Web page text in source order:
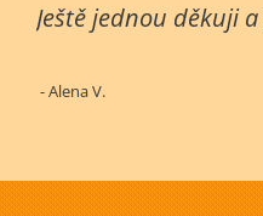
Ještě jednou děkuji
- Alena V.